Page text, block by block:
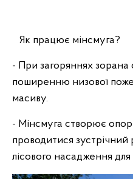
Як працює мінсмуга?
- При загоряннях
поширенню низової
масиву.
- Мінсмуга створює
проводитися зустрічний
лісового насадження